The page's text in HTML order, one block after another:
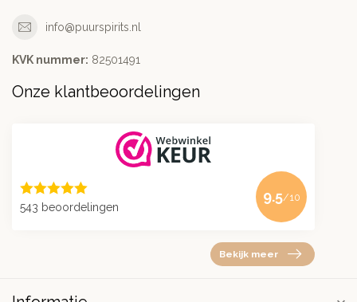
info@puurspirits.nl
KVK nummer: 82501491
Onze klantbeoordelingen
543 beoordelingen
9.5/10
Bekijk meer